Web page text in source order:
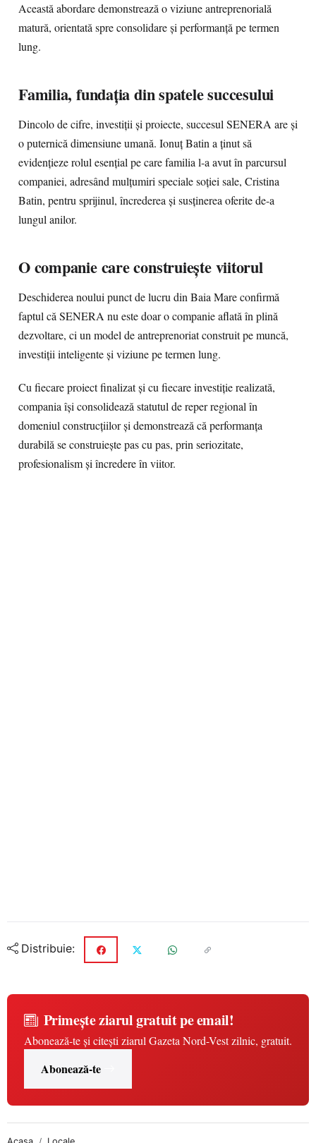
Această abordare demonstrează o viziune antreprenorială
matură, orientată spre consolidare și performanță pe termen
lung.
Familia, fundația din spatele succesului
Dincolo de cifre, investiții și proiecte, succesul SENERA are și
o puternică dimensiune umană. Ionuț Batin a ținut să
evidențieze rolul esențial pe care familia l-a avut în parcursul
companiei, adresând mulțumiri speciale soției sale, Cristina
Batin, pentru sprijinul, încrederea și susținerea oferite de-a
lungul anilor.
O companie care construiește viitorul
Deschiderea noului punct de lucru din Baia Mare confirmă
faptul că SENERA nu este doar o companie aflată în plină
dezvoltare, ci un model de antreprenoriat construit pe muncă,
investiții inteligente și viziune pe termen lung.
Cu fiecare proiect finalizat și cu fiecare investiție realizată,
compania își consolidează statutul de reper regional în
domeniul construcțiilor și demonstrează că performanța
durabilă se construiește pas cu pas, prin seriozitate,
profesionalism și încredere în viitor.
Distribuie:
Primește ziarul gratuit pe email!
Abonează-te și citești ziarul Gazeta Nord-Vest zilnic, gratuit.
Abonează-te